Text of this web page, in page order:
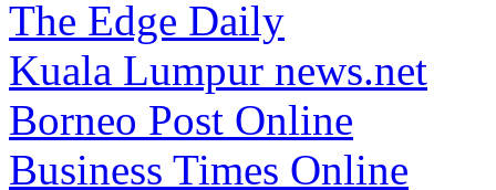
The Edge Daily
Kuala Lumpur news.net
Borneo Post Online
Business Times Online